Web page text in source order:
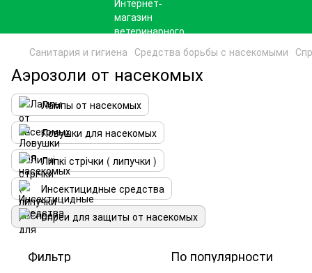
Санитария и гигиена Средства борьбы с насекомыми
Аэрозоли от насекомых
Лампы от насекомых
Ловушки для насекомых
Липкі стрічки ( липучки )
Инсектицидные средства
Спреи для защиты от насекомых
Фильтр По популярности